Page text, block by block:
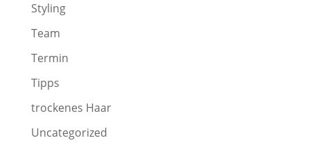
Styling
Team
Termin
Tipps
trockenes Haar
Uncategorized